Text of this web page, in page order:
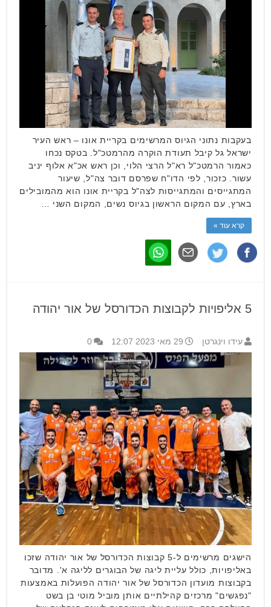
בעקבות נתוני הגיוס המרשימים בקריית אונו – ראש העיר
ישראל גל קיבל תעודת הוקרה מהרמטכ"ל. בטקס נכחו
כאמור הרמטכ"ל רא"ל הרצי הלוי, וכן ראש אכ"א אלוף יניב
עשור. כזכור, לפי הדו"ח שפרסם דובר צה"ל, שיעור
המתגייסים והמתגייסות לצה"ל בקריית אונו הוא מהמובילים
בארץ, עם המקום הראשון בגיוס נשים, המקום השני …
קרא עוד »
5 אליפויות לקבוצות הכדורסל של אור יהודה
עידו וינגרטן 29 מאי 2023 12:07 0
הישגים מרשימים ל-5 קבוצות הכדורסל של אור יהודה שזכו
באליפויות, כולל עליית ליגה של הבוגרים לליגה א'. מדובר
בקבוצות מועדון הכדורסל של אור יהודה הפועלות באמצעות
"נפגשים" מרכזים קהילתיים אותן מוביל מוטי בן בשט